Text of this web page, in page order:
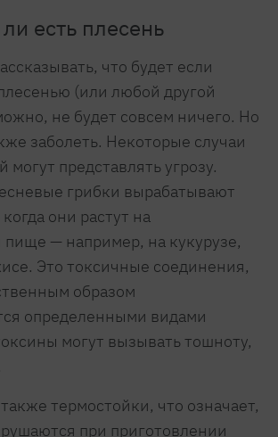
есть плесень
что будет если
(или любой другой
не будет совсем ничего. Но
заболеть. Некоторые случаи
могут представлять угрозу.
грибки вырабатывают
они растут на
— например, на кукурузе,
Это токсичные соединения,
образом
определенными видами
могут вызывать тошноту,
термостойки, что означает,
при приготовлении